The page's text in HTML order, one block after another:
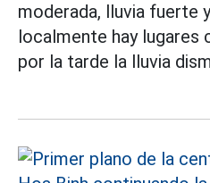
moderada, lluvia fuerte
localmente hay lugares
por la tarde la lluvia